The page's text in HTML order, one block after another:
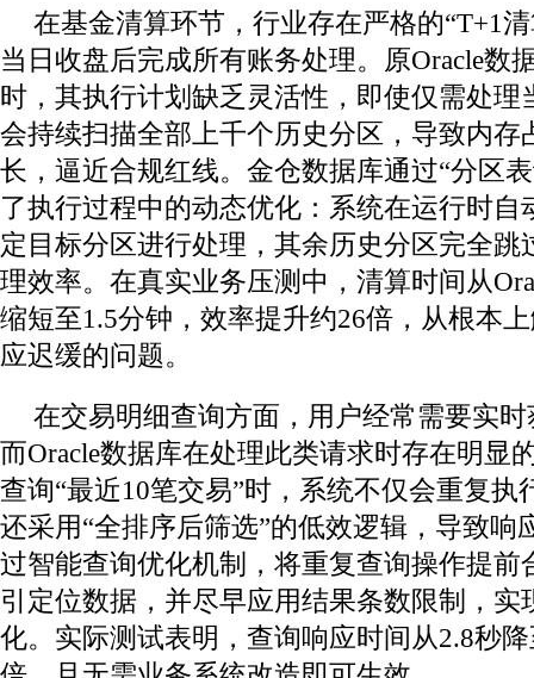
在基金清算环节，行业存在严格的“T+1
当日收盘后完成所有账务处理。原Oracle数
时，其执行计划缺乏灵活性，即使仅需处理
会持续扫描全部上千个历史分区，导致内存
长，逼近合规红线。金仓数据库通过“分区
了执行过程中的动态优化：系统在运行时自
定目标分区进行处理，其余历史分区完全跳
理效率。在真实业务压测中，清算时间从
缩短至1.5分钟，效率提升约26倍，从根本
应迟缓的问题。
在交易明细查询方面，用户经常需要实
而Oracle数据库在处理此类请求时存在明显
查询“最近10笔交易”时，系统不仅会重复执
还采用“全排序后筛选”的低效逻辑，导致响
过智能查询优化机制，将重复查询操作提前
引定位数据，并尽早应用结果条数限制，实
化。实际测试表明，查询响应时间从2.8秒